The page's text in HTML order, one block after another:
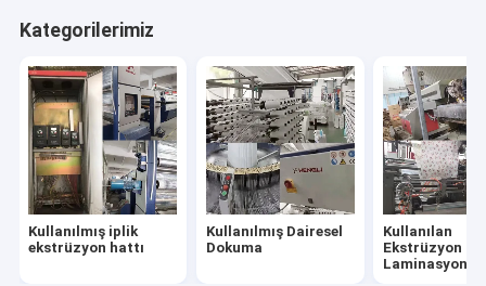
Kategorilerimiz
Kullanılmış iplik
ekstrüzyon hattı
Kullanılmış Dairesel
Dokuma
Kullanılan
Ekstrüzyon
Laminasyon